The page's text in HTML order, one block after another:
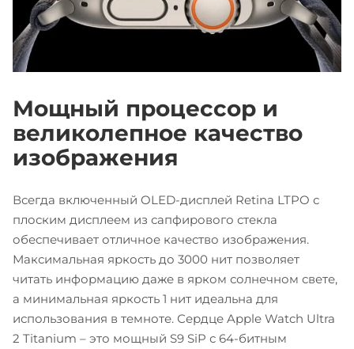
Мощный процессор и
великолепное качество
изображения
Всегда включенный OLED-дисплей Retina LTPO с
плоским дисплеем из сапфирового стекла
обеспечивает отличное качество изображения.
Максимальная яркость до 3000 нит позволяет
читать информацию даже в ярком солнечном свете,
а минимальная яркость 1 нит идеальна для
использования в темноте. Сердце Apple Watch Ultra
2 Titanium – это мощный S9 SiP с 64-битным